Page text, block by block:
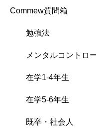
Commew質問箱
勉強法
メンタルコントロ
在学1-4年生
在学5-6年生
既卒・社会人